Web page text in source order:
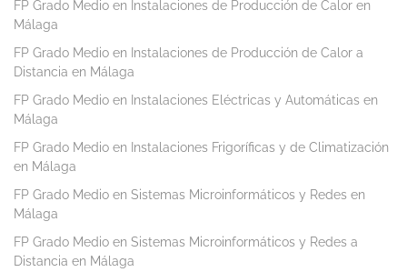
FP Grado Medio en Instalaciones de Producción de Calor en
Málaga
FP Grado Medio en Instalaciones de Producción de Calor a
Distancia en Málaga
FP Grado Medio en Instalaciones Eléctricas y Automáticas en
Málaga
FP Grado Medio en Instalaciones Frigoríficas y de Climatización
en Málaga
FP Grado Medio en Sistemas Microinformáticos y Redes en
Málaga
FP Grado Medio en Sistemas Microinformáticos y Redes a
Distancia en Málaga